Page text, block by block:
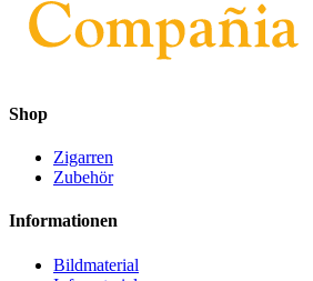
Shop
Zigarren
Zubehör
Informationen
Bildmaterial